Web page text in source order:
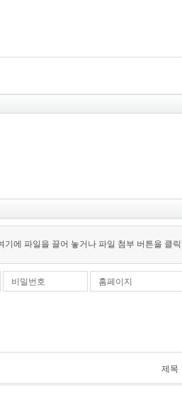
기에 파일을 끌어 놓거나 파일 첨부 버튼을 클
비밀번호 홈페이지
제목